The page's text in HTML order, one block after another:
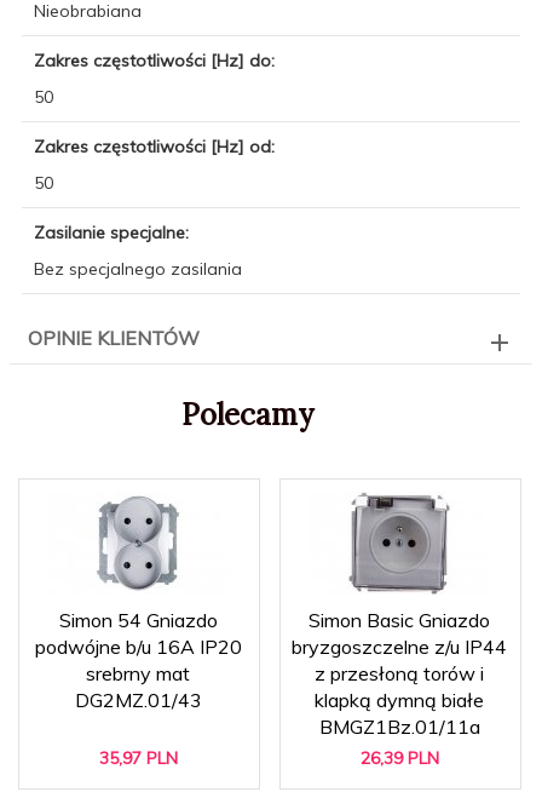
Nieobrabiana
Zakres częstotliwości [Hz] do:
50
Zakres częstotliwości [Hz] od:
50
Zasilanie specjalne:
Bez specjalnego zasilania
OPINIE KLIENTÓW
Polecamy
Simon 54 Gniazdo
podwójne b/u 16A IP20
srebrny mat
DG2MZ.01/43
35,97 PLN
Simon Basic Gniazdo
bryzgoszczelne z/u IP44
z przesłoną torów i
klapką dymną białe
BMGZ1Bz.01/11a
26,39 PLN